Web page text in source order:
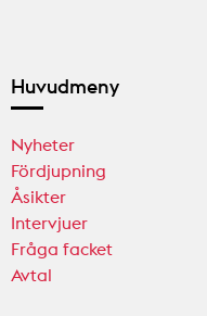
Huvudmeny
Nyheter
Fördjupning
Åsikter
Intervjuer
Fråga facket
Avtal